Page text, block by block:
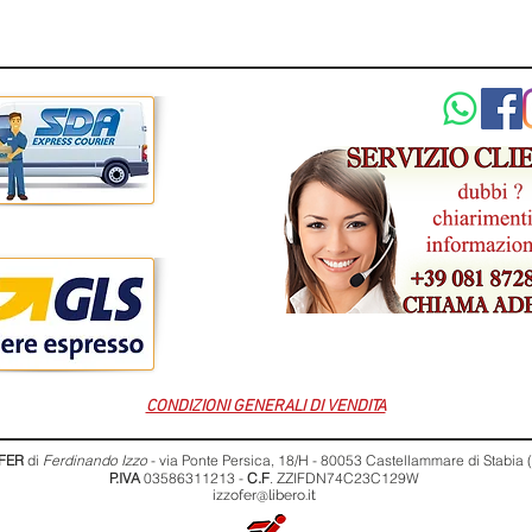
CONDIZIONI GENERALI DI VENDITA
di Ferdinando Izzo - via Ponte Persica, 18/H - 80053 Castellammare di Stabia
P.IVA03586311213 - C.F. ZZIFDN74C23C129W
izzofer@libero.it